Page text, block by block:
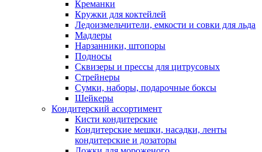
Креманки
Кружки для коктейлей
Ледоизмельчители, емкости и совки для льда
Мадлеры
Нарзанники, штопоры
Подносы
Сквизеры и прессы для цитрусовых
Стрейнеры
Сумки, наборы, подарочные боксы
Шейкеры
Кондитерский ассортимент
Кисти кондитерские
Кондитерские мешки, насадки, ленты
кондитерские и дозаторы